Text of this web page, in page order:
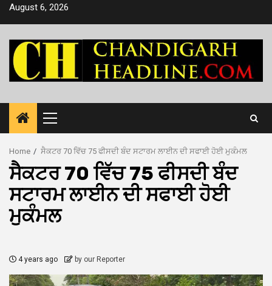
SkipAugust 6, 2026
Primary
Menu
Home ਸੈਕਟਰ 70 ਵਿੱਚ 75 ਫੀਸਦੀ ਬੰਦ ਸਟਾਰਮ ਲਾਈਨ ਦੀ ਸਫਾਈ ਹੋਈ ਮੁਕੰਮਲ
ਸੈਕਟਰ 70 ਵਿੱਚ 75 ਫੀਸਦੀ ਬੰਦ
ਸਟਾਰਮ ਲਾਈਨ ਦੀ ਸਫਾਈ ਹੋਈ
ਮੁਕੰਮਲ
4 years ago by our Reporter